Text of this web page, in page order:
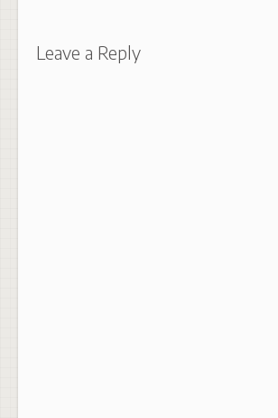
Leave a Reply